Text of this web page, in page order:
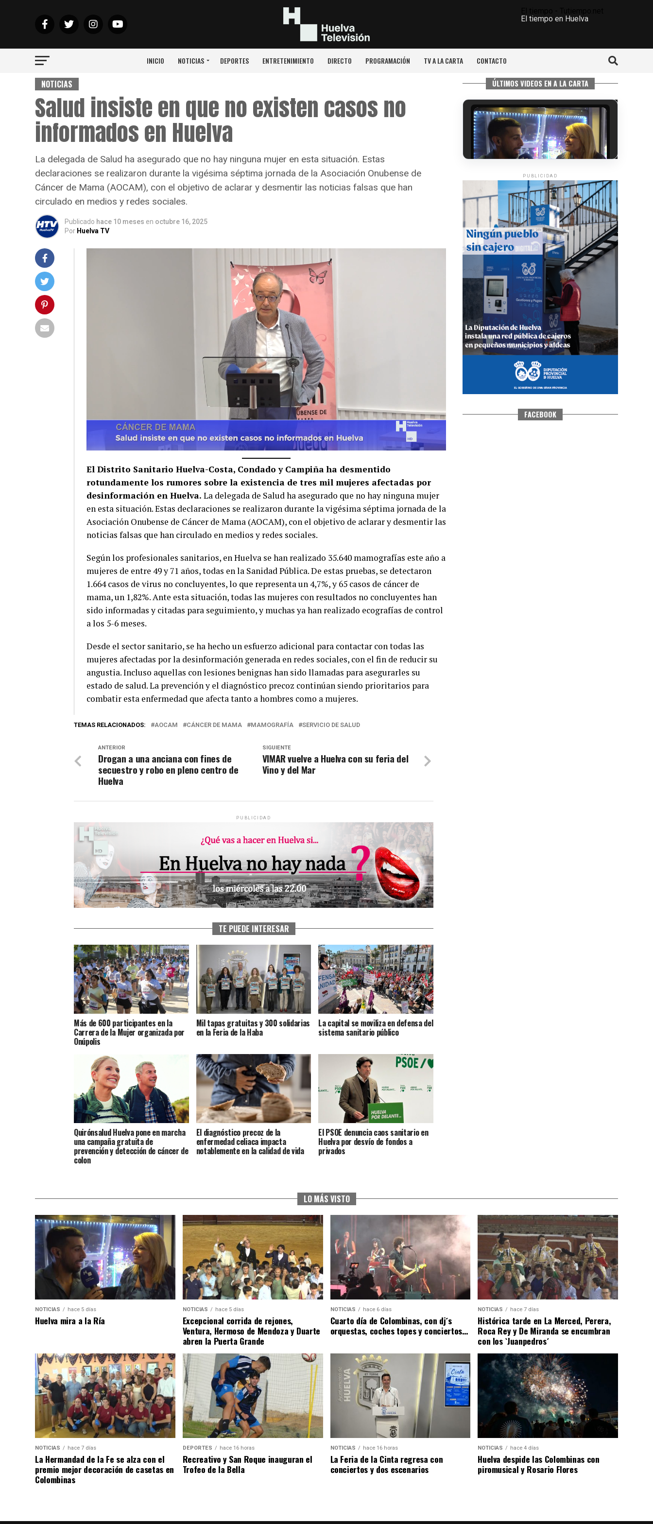
El tiempo en Huelva
INICIO NOTICIAS DEPORTES ENTRETENIMIENTO DIRECTO PROGRAMACIÓN TV A LA CARTA CONTACTO
NOTICIAS
Salud insiste en que no existen casos no
informados en Huelva
La delegada de Salud ha asegurado que no hay ninguna mujer en esta situación. Estas
declaraciones se realizaron durante la vigésima séptima jornada de la Asociación Onubense de
Cáncer de Mama (AOCAM), con el objetivo de aclarar y desmentir las noticias falsas que han
circulado en medios y redes sociales.
Publicado hace 10 meses en octubre 16, 2025
Por Huelva TV
El Distrito Sanitario Huelva-Costa, Condado y Campiña ha desmentido
rotundamente los rumores sobre la existencia de tres mil mujeres afectadas por
desinformación en Huelva. La delegada de Salud ha asegurado que no hay ninguna mujer
en esta situación. Estas declaraciones se realizaron durante la vigésima séptima jornada de la
Asociación Onubense de Cáncer de Mama (AOCAM), con el objetivo de aclarar y desmentir las
noticias falsas que han circulado en medios y redes sociales.
Según los profesionales sanitarios, en Huelva se han realizado 35.640 mamografías este año a
mujeres de entre 49 y 71 años, todas en la Sanidad Pública. De estas pruebas, se detectaron
1.664 casos de virus no concluyentes, lo que representa un 4,7%, y 65 casos de cáncer de
mama, un 1,82%. Ante esta situación, todas las mujeres con resultados no concluyentes han
sido informadas y citadas para seguimiento, y muchas ya han realizado ecografías de control
a los 5-6 meses.
Desde el sector sanitario, se ha hecho un esfuerzo adicional para contactar con todas las
mujeres afectadas por la desinformación generada en redes sociales, con el fin de reducir su
angustia. Incluso aquellas con lesiones benignas han sido llamadas para asegurarles su
estado de salud. La prevención y el diagnóstico precoz continúan siendo prioritarios para
combatir esta enfermedad que afecta tanto a hombres como a mujeres.
TEMAS RELACIONADOS: AOCAM CÁNCER DE MAMA MAMOGRAFÍA SERVICIO DE SALUD
SIGUIENTE
VIMAR vuelve a Huelva con su feria del
Vino y del Mar
ANTERIOR
Drogan a una anciana con fines de
secuestro y robo en pleno centro de
Huelva
PUBLICIDAD
TE PUEDE INTERESAR
Más de 600 participantes en la
Carrera de la Mujer organizada por
Onúpolis
Mil tapas gratuitas y 300 solidarias
en la Feria de la Haba
La capital se moviliza en defensa del
sistema sanitario público
Quirónsalud Huelva pone en marcha
una campaña gratuita de
prevención y detección de cáncer de
colon
El diagnóstico precoz de la
enfermedad celiaca impacta
notablemente en la calidad de vida
El PSOE denuncia caos sanitario en
Huelva por desvío de fondos a
privados
ÚLTIMOS VIDEOS EN A LA CARTA
5º DÍA DE LAS FIESTAS COLOMBINAS
2026
·Huelvatv
CUARTA CORRIDA DE LAS FIESTAS
COLOMBINAS 2026
hace 6 días· Huelvatv
PUBLICIDAD
FACEBOOK
LO MÁS VISTO
NOTICIAS hace 5 días
Huelva mira a la Ría
NOTICIAS hace 5 días
Excepcional corrida de rejones,
Ventura, Hermoso de Mendoza y Duarte
abren la Puerta Grande
NOTICIAS hace 6 días
Cuarto día de Colombinas, con dj´s
orquestas, coches topes y conciertos…
NOTICIAS hace 7 días
Histórica tarde en La Merced, Perera,
Roca Rey y De Miranda se encumbran
con los `Juanpedros´
NOTICIAS hace 7 días
La Hermandad de la Fe se alza con el
premio mejor decoración de casetas en
Colombinas
DEPORTES hace 16 horas
Recreativo y San Roque inauguran el
Trofeo de la Bella
NOTICIAS hace 16 horas
La Feria de la Cinta regresa con
conciertos y dos escenarios
NOTICIAS hace 4 días
Huelva despide las Colombinas con
piromusical y Rosario Flores